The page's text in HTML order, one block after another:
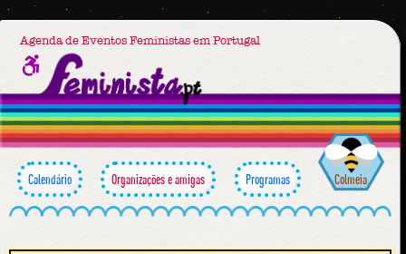
Agenda de Eventos Feministas em Portugal
Calendário Organizações e amigas Programas Colmeia